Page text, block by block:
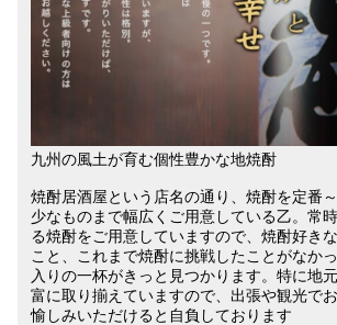
九州の風土が育む個性豊かな地焼酎
焼酎居酒屋という店名の通り、焼酎を定番
少なものまで幅広くご用意している乙。常
る焼酎をご用意していますので、焼酎好き
こと、これまで焼酎に挑戦したことがなか
入りの一杯がきっと見つかります。特に地
富に取り揃えていますので、出張や観光で
愉しみいただけると自負しております